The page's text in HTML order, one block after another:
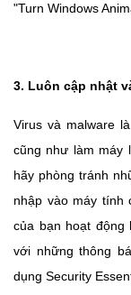
"Turn Windows
3. Luôn cập nhật
Virus và malware
cũng như làm máy
hãy phòng tránh
nhập vào máy tính
của bạn hoạt động
với những thông
dụng Security